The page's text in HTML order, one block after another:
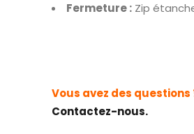
Fermeture : Zip
Vous avez des questions
Contactez-nous.